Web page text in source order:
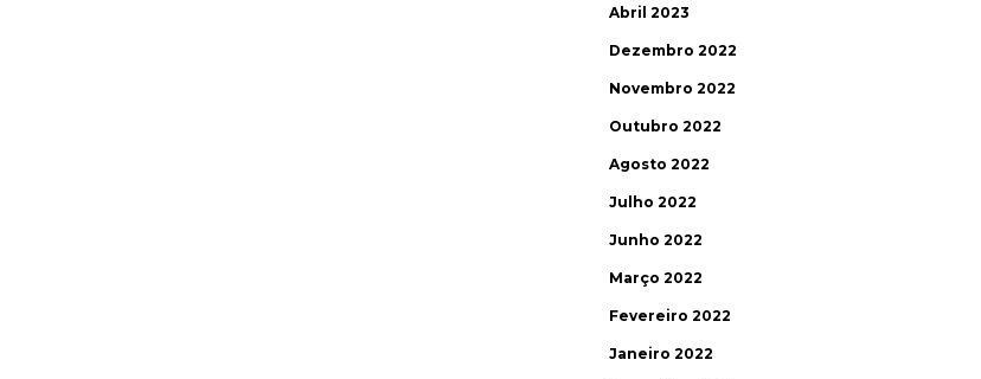
Abril 2023
Dezembro 2022
Novembro 2022
Outubro 2022
Agosto 2022
Julho 2022
Junho 2022
Março 2022
Fevereiro 2022
Janeiro 2022